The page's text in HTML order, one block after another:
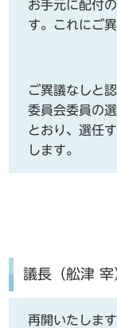
お手元に配付
す。これにご
ご異議なしと
委員会委員の
とおり、選任
します。
議長（舩津 宰
再開いたしま